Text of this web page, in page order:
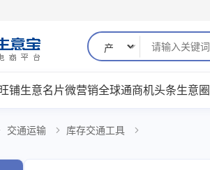
铺生意名片微营销全球通商机头条生意圈
交通运输 库存交通工具